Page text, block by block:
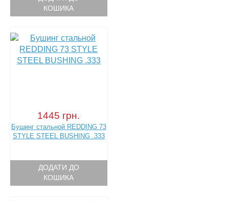
КОШИКА
1445 грн.
Бушинг стальной REDDING 73
STYLE STEEL BUSHING .333
ДОДАТИ ДО
КОШИКА